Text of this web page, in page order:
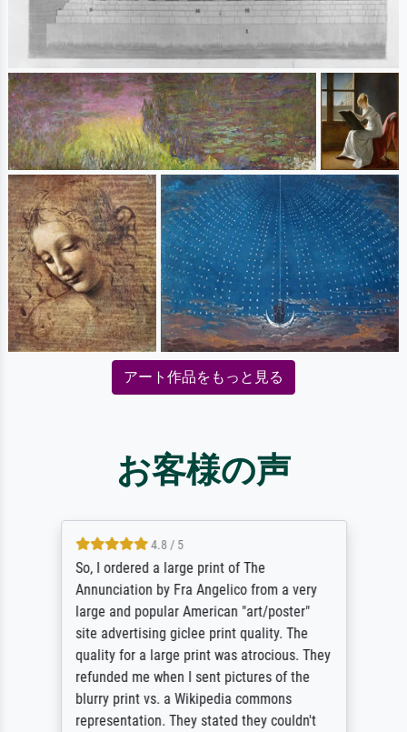
アート作品をもっと見る
お客様の声
4.8 / 5
So, I ordered a large print of The
Annunciation by Fra Angelico from a very
large and popular American "art/poster"
site advertising giclee print quality. The
quality for a large print was atrocious. They
refunded me when I sent pictures of the
blurry print vs. a Wikipedia commons
representation. They stated they couldn't